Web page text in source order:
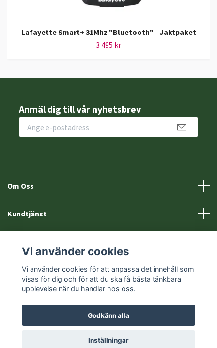
Lafayette Smart+ 31Mhz "Bluetooth" - Jaktpaket
3 495 kr
Anmäl dig till vår nyhetsbrev
Om Oss
Kundtjänst
Sociala medier
© 2026 Eftersöksprylar.se
Vi använder cookies
Vi använder cookies för att anpassa det innehåll som
visas för dig och för att du ska få bästa tänkbara
upplevelse när du handlar hos oss.
Godkänn alla
Inställningar